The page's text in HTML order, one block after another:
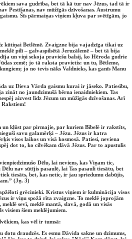
sava gudrība, bet tā kā tur nav Jēzus, tad tā ir
Pestīšanas, nav mūžīgās dzīvošanas. Austrumu
Šīs pārmaiņas viņiem kļuva par svētīgām, jo
kūtiņai Betlēmē. Zvaigzne bija vajadzīga tikai uz
pilī – galvaspilsētā Jeruzālemē – bet tā bija
un viņi sekoja praviešu balsij, ko Hēroda gudrie
zemē; jo tā raksta pravietis: un tu, Bētleme,
jo no tevis nāks Valdnieks, kas ganīs Manu
uz Dieva Vārda gaismu kurai ir jāseko. Patiesību,
no jaundzimušā bērna ienaidniekiem. Tas
aizvest līdz Jēzum un mūžīgās dzīvošanas. Arī
Rakstiem!
kļūst par pirmajie, par kuriem Bībelē ir rakstīts,
savu galamērķi – Jēzu. Jēzus ir katra
visos laikos un visā kosmosā. Patiesi, neviena
dot to, ko cilvēkam dāvā Jēzus. Par to apustulis
Dēlu, lai neviens, kas Viņam tic,
nav sūtījis pasaulē, lai Tas pasauli tiesātu, bet
tiesāts, bet, kas netic, ir jau spriedumu dabūjis,
(Jņ. 3)
grēcinieki. Kristus viņiem ir kulminācija visos
ir viņu spožā rīta zvaigzne. To meklē joprojām
sevī, meklē mantā, slavā, godā un visās
visiem šiem meklējumiem.
kas vēl ir tumsā:
dotu draudzēs. Es esmu Dāvida sakne un dzimums,